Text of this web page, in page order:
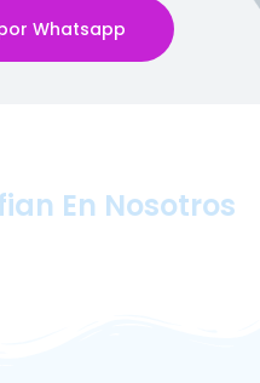
Whatsapp
En Nosotros